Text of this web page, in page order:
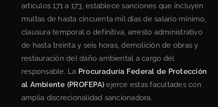
artículos 171 a 173, establece sanciones que incluyen
multas de hasta cincuenta mil días de salario mínimo,
clausura temporal o definitiva, arresto administrativo
de hasta treinta y seis horas, demolición de obras y
restauración del daño ambiental a cargo del
responsable. La Procuraduría Federal de Protección
al Ambiente (PROFEPA) ejerce estas facultades con
amplia discrecionalidad sancionadora.